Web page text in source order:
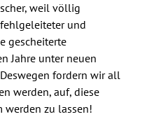
weil völlig
und
gescheiterte
Jahre unter neuen
fordern wir all
werden, auf, diese
werden zu lassen!